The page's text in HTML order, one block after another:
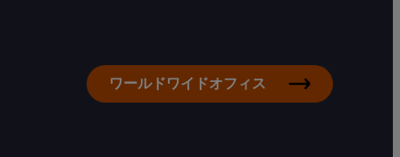
ワールドワイドオフィス